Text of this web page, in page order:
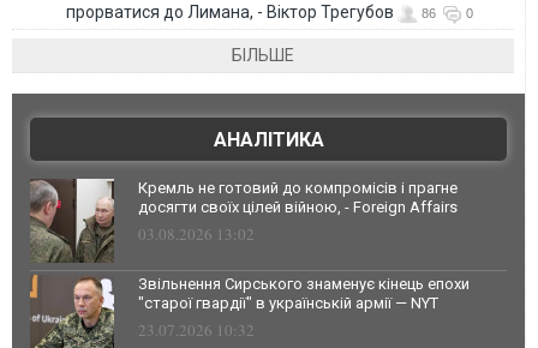
прорватися до Лимана, - Віктор Трегубов
86 0
БІЛЬШЕ
АНАЛІТИКА
Кремль не готовий до компромісів і прагне
досягти своїх цілей війною, - Foreign Affairs
03.08.2026 13:02
Звільнення Сирського знаменує кінець епохи
"старої гвардії" в українській армії — NYT
23.07.2026 10:32